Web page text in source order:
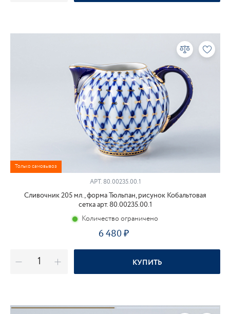
Только самовывоз
АРТ.80.00235.00.1
Сливочник 205 мл., форма Тюльпан, рисунок Кобальтовая
сетка арт. 80.00235.00.1
Количество ограничено
6 480
КУПИТЬ